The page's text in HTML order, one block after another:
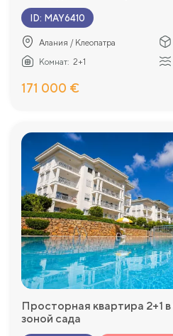
ID: MAY6410
Алания / Клеопатра
Комнат: 2+1
171 000 €
Просторная квартира 2+1
зоной сада